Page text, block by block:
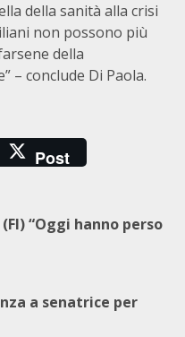
della sanità alla crisi
non possono più
della
– conclude Di Paola.
Post
“Oggi hanno perso
a senatrice per